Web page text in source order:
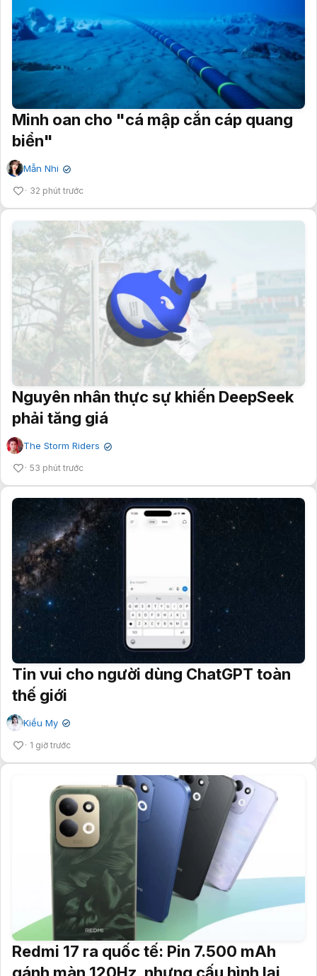
Minh oan cho "cá mập cắn cáp quang
biển"
Mẫn Nhi ✔
32 phút trước
Nguyên nhân thực sự khiến DeepSeek
phải tăng giá
The Storm Riders ✔
53 phút trước
Tin vui cho người dùng ChatGPT toàn
thế giới
Kiều My ✔
1 giờ trước
Redmi 17 ra quốc tế: Pin 7.500 mAh
gánh màn 120Hz, nhưng cấu hình lại